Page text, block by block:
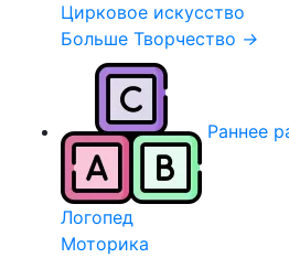
Цирковое искусство
Больше Творчество →
Раннее
Логопед
Моторика